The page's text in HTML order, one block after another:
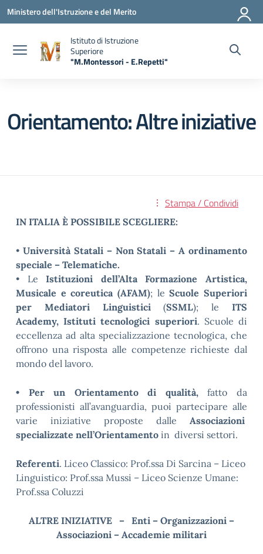
Vai ai contenuti
Vai al menu di navigazione
Vai al footer
Ministero dell'Istruzione e del Merito
Istituto di Istruzione
Superiore
"M.Montessori - E.Repetti"
Orientamento: Altre iniziative
Stampa / Condividi
IN ITALIA È POSSIBILE SCEGLIERE:
• Università Statali – Non Statali – A ordinamento
speciale – Telematiche.
• Le Istituzioni dell’Alta Formazione Artistica,
Musicale e coreutica (AFAM); leScuole Superiori
per Mediatori Linguistici(SSML); leITS
Academy, Istituti tecnologici superiori. Scuole di
eccellenza ad alta specializzazione tecnologica, che
offrono una risposta alle competenze richieste dal
mondo del lavoro.
• Per un Orientamento di qualità,fatto da
professionisti all’avanguardia, puoi partecipare alle
varie iniziative proposte dalle Associazioni
specializzate nell’Orientamento in diversi settori.
Referenti. Liceo Classico: Prof.ssa Di Sarcina – Liceo
Linguistico: Prof.ssa Mussi – Liceo Scienze Umane:
Prof.ssa Coluzzi
ALTRE INIZIATIVE – Enti – Organizzazioni –
Associazioni – Accademie militari